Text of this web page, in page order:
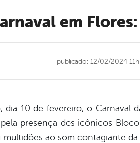
Carnaval em
publicado: 12/02/2024
dia 10 de fevereiro, o Carnaval
presença dos icônicos
multidões ao som contagiante